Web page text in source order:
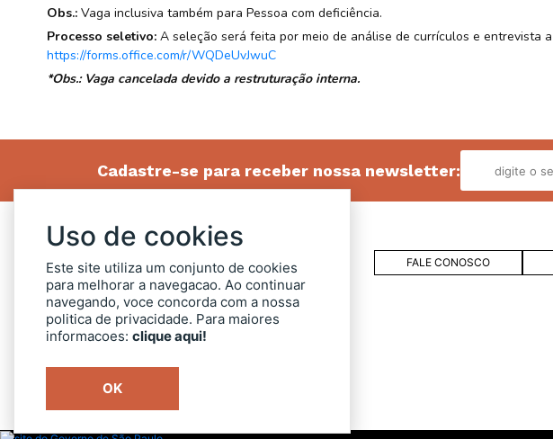
Obs.: Vaga inclusiva também para Pessoa com deficiência.
Processo seletivo: A seleção será feita por meio de análise de currículos e entrevista
https://forms.office.com/r/WQDeUvJwuC
*Obs.: Vaga cancelada devido a restruturação interna.
Cadastre-se para receber nossa newsletter:
FALE CONOSCO
OUVIDORIA
Uso de cookies
Este site utiliza um conjunto de cookies
para melhorar a navegacao. Ao continuar
navegando, voce concorda com a nossa
politica de privacidade. Para maiores
informacoes: clique aqui!
OK